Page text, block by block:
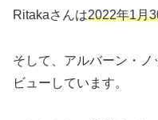
Ritakaさんは2022年1月
そして、アルバーン・ノ
ビューしています。